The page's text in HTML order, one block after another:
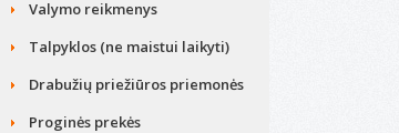
Valymo reikmenys
Talpyklos (ne maistui laikyti)
Drabužių priežiūros priemonės
Proginės prekės